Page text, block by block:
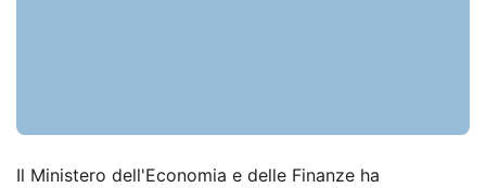
Il Ministero dell'Economia e delle Finanze ha